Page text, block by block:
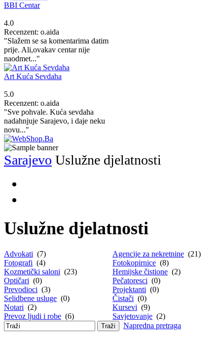
BBI Centar
4.0
Recenzent: o.aida
"Slažem se sa komentarima datim
prije. Ali,ovakav centar nije
naodmet..."
Art Kuća Sevdaha
5.0
Recenzent: o.aida
"Sve pohvale. Kuća sevdaha
nadahnjuje Sarajevo, i daje neku
novu..."
Sarajevo Uslužne djelatnosti
Uslužne djelatnosti
Advokati (7) Agencije za nekretnine (21)
Fotografi (4) Fotokopirnice (8)
Kozmetički saloni (23) Hemijske čistione (2)
Optičari (0) Pečatoresci (0)
Prevodioci (3) Projektanti (0)
Selidbene usluge (0) Čistači (0)
Notari (2) Kursevi (9)
Prevoz ljudi i robe (6) Savjetovanje (2)
Traži Napredna pretraga